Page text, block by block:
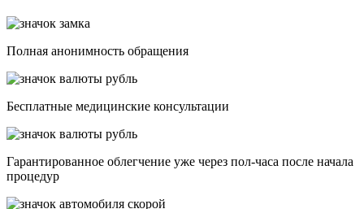
Полная анонимность обращения
Бесплатные медицинские консультации
Гарантированное облегчение уже через пол-часа после начала
процедур